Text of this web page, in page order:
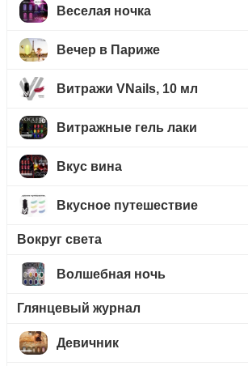
Веселая ночка
Вечер в Париже
Витражи VNails, 10 мл
Витражные гель лаки
Вкус вина
Вкусное путешествие
Вокруг света
Волшебная ночь
Глянцевый журнал
Девичник